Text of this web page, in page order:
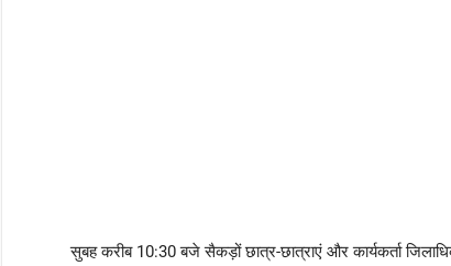
सुबह करीब 10:30 बजे सैकड़ों छात्र-छात्राएं और कार्यकर्ता